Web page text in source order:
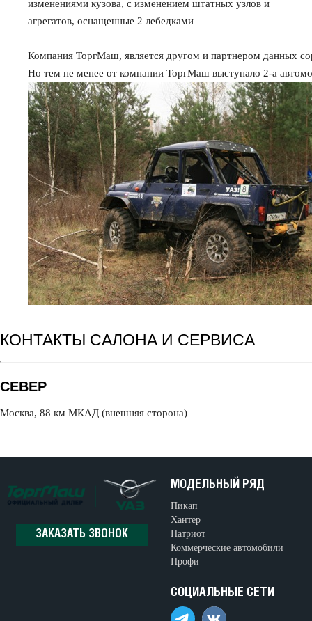
изменениями кузова, с изменением штатных узлов и
агрегатов, оснащенные 2 лебедками
Компания ТоргМаш, является другом и партнером данных
Но тем не менее от компании ТоргМаш выступало 2-а
КОНТАКТЫ САЛОНА И СЕРВИСА
СЕВЕР
Москва, 88 км МКАД (внешняя сторона)
ЗАКАЗАТЬ ЗВОНОК
МОДЕЛЬНЫЙ РЯД
Пикап
Хантер
Патриот
Коммерческие автомобили
Профи
СОЦИАЛЬНЫЕ СЕТИ